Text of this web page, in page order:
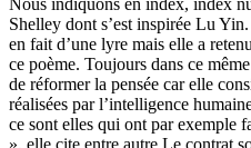
Shelley dont s’est inspirée Lu
en fait d’une lyre mais elle a
ce poème. Toujours dans ce
de réformer la pensée car elle
réalisées par l’intelligence
ce sont elles qui ont par exemple
», elle cite entre autre Le contrat